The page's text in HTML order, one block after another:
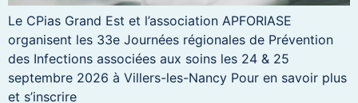
Le CPias Grand Est et l’association APFORIASE
organisent les 33e Journées régionales de Prévention
des Infections associées aux soins les 24 & 25
septembre 2026 à Villers-les-Nancy Pour en savoir plus
et s’inscrire